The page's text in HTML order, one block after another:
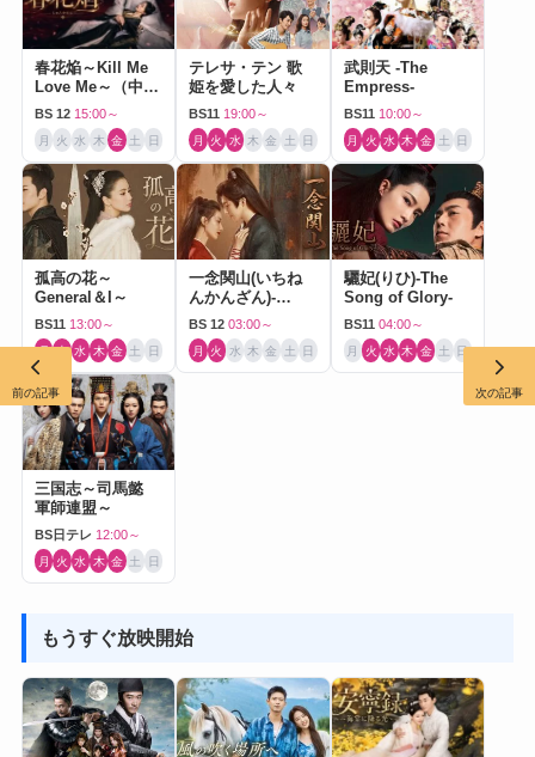
春花焔～Kill Me
Love Me～（中国
ドラマ）
BS 12 15:00～
月 火 水 木 金 土 日
テレサ・テン 歌
姫を愛した人々
BS11 19:00～
月 火 水 木 金 土 日
武則天 -The
Empress-
BS11 10:00～
月 火 水 木 金 土 日
孤高の花～
General＆I～
BS11 13:00～
月 火 水 木 金 土 日
一念関山(いちね
んかんざん)-
Journey to Love-
BS 12 03:00～
月 火 水 木 金 土 日
驪妃(りひ)-The
Song of Glory-
BS11 04:00～
月 火 水 木 金 土 日
三国志～司馬懿
軍師連盟～
BS日テレ 12:00～
月 火 水 木 金 土 日
もうすぐ放映開始
前の記事 次の記事